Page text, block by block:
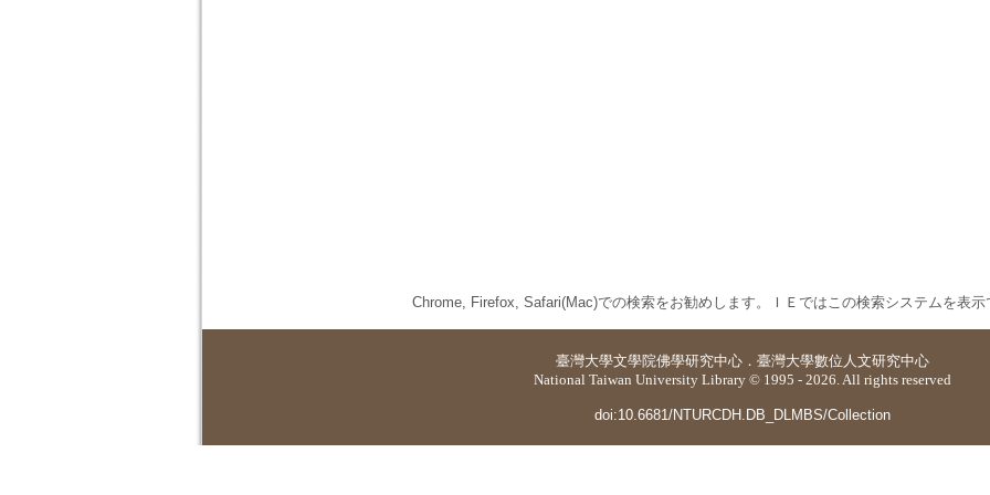
Chrome, Firefox, Safari(Mac)での検索をお勧めします。ＩＥではこの検索システムを表示
臺灣大學文學院佛學研究中心 ． 臺灣大學數位人文研究中心
National Taiwan University Library © 1995 - 2026. All rights reserved
doi:10.6681/NTURCDH.DB_DLMBS/Collection